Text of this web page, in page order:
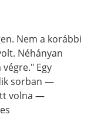
Nem a korábbi
Néhányan
Egy
sorban —
volna —